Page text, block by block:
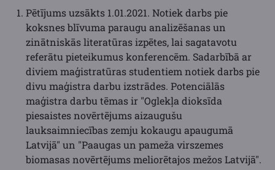
Pētījums uzsākts 1.01.2021. Notiek darbs pie
koksnes blīvuma paraugu analizēšanas un
zinātniskās literatūras izpētes, lai sagatavotu
referātu pieteikumus konferencēm. Sadarbībā ar
diviem maģistratūras studentiem notiek darbs pie
divu maģistra darbu izstrādes. Potenciālās
maģistra darbu tēmas ir "Oglekļa dioksīda
piesaistes novērtējums aizaugušu
lauksaimniecības zemju kokaugu apaugumā
Latvijā" un "Paaugas un pameža virszemes
biomasas novērtējums meliorētajos mežos Latvijā".